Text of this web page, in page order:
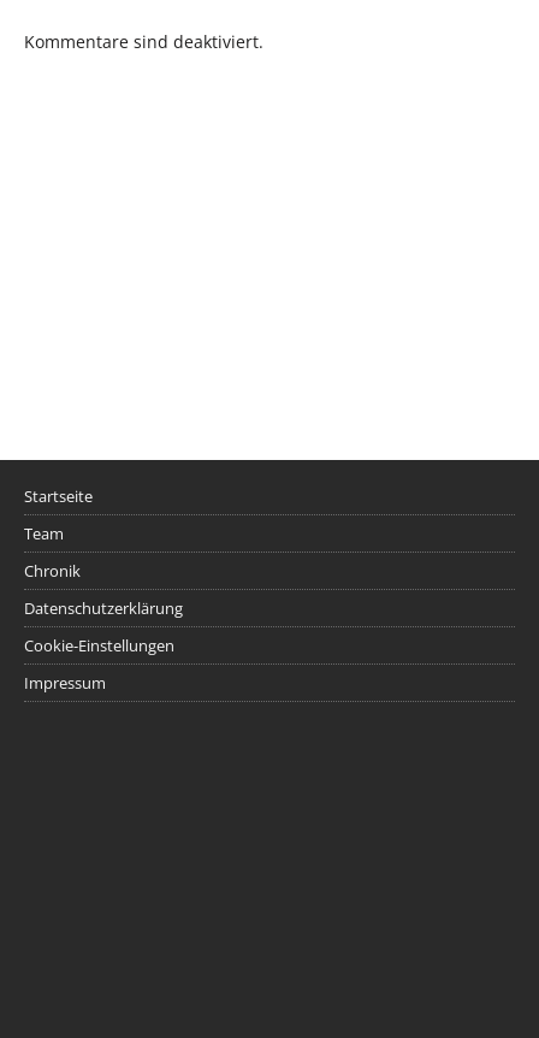
Kommentare sind deaktiviert.
Startseite
Team
Chronik
Datenschutzerklärung
Cookie-Einstellungen
Impressum